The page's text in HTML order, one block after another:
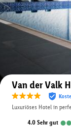
Van der Valk
Luxuriöses Hotel in
4.0 sehr gut